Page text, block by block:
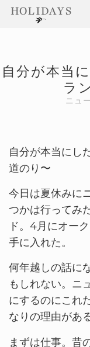
自分が本当
ラ
ニュ
自分が本当にし
道のり〜
今日は夏休みに
つかは行ってみ
ド。4月にオー
手に入れた。
何年越しの話に
もしれない。ニ
にするのにこれ
なりの理由がある
まずは仕事。昔